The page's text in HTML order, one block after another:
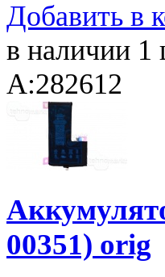
Добавить в
в наличии 1
A:282612
00351) orig